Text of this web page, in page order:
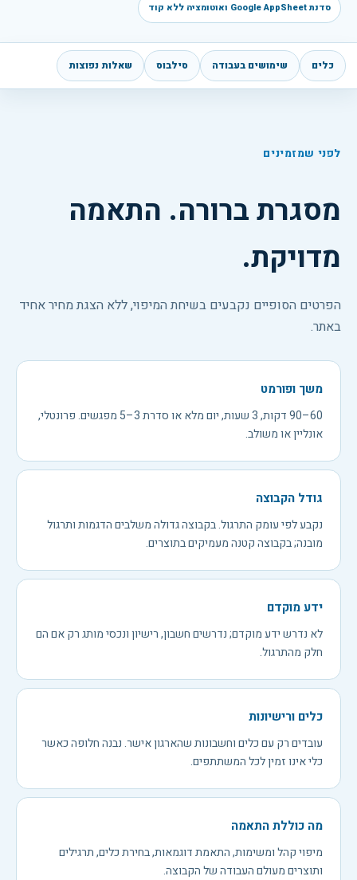
סדנת Google AppSheet ואוטומציה ללא קוד
כלים שימושים בעבודה סילבוס שאלות נפוצות
לפני שמזמינים
מסגרת ברורה. התאמה
מדויקת.
הפרטים הסופיים נקבעים בשיחת המיפוי, ללא הצגת מחיר אחיד
באתר.
משך ופורמט
60–90 דקות, 3 שעות, יום מלא או סדרת 3–5 מפגשים. פרונטלי,
אונליין או משולב.
גודל הקבוצה
נקבע לפי עומק התרגול. בקבוצה גדולה משלבים הדגמות ותרגול
מובנה; בקבוצה קטנה מעמיקים בתוצרים.
ידע מוקדם
לא נדרש ידע מוקדם; נדרשים חשבון, רישיון ונכסי מותג רק אם הם
חלק מהתרגול.
כלים ורישיונות
עובדים רק עם כלים וחשבונות שהארגון אישר. נבנה חלופה כאשר
כלי אינו זמין לכל המשתתפים.
מה כוללת התאמה
מיפוי קהל ומשימות, התאמת דוגמאות, בחירת כלים, תרגילים
ותוצרים מעולם העבודה של הקבוצה.